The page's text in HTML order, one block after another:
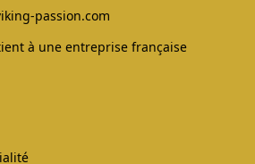
passion.com
à une entreprise française